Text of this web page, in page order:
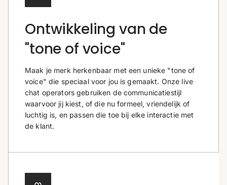
Ontwikkeling van de
"tone of voice"
Maak je merk herkenbaar met een unieke "tone of
voice" die speciaal voor jou is gemaakt. Onze live
chat operators gebruiken de communicatiestijl
waarvoor jij kiest, of die nu formeel, vriendelijk of
luchtig is, en passen die toe bij elke interactie met
de klant.